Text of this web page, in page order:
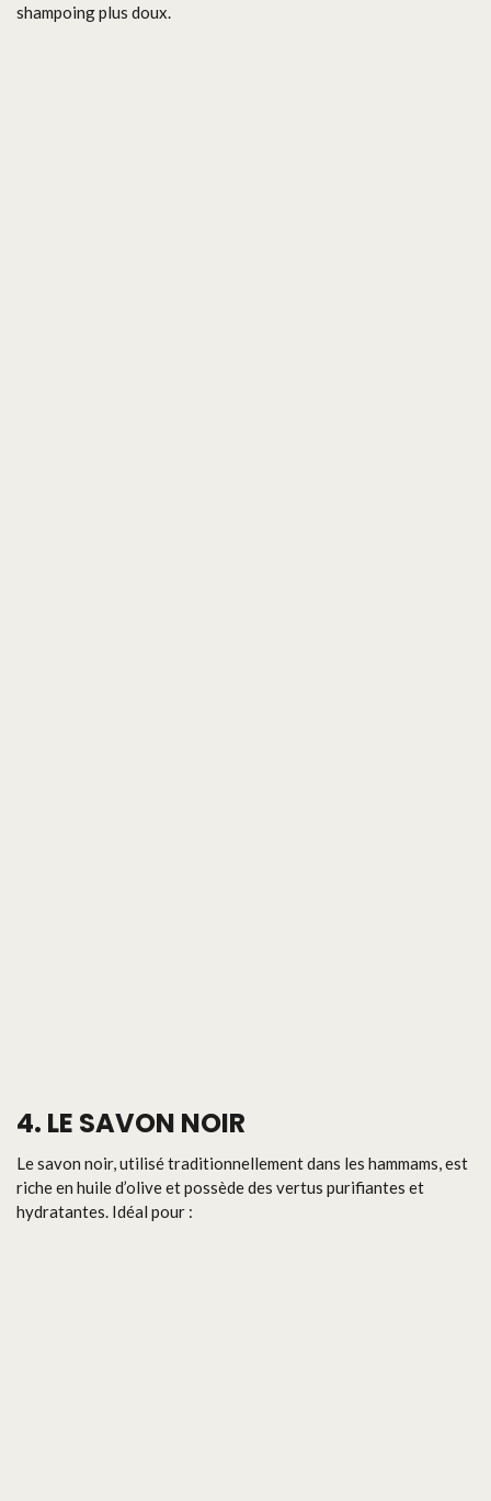
shampoing plus doux.
4. LE SAVON NOIR
Le savon noir, utilisé traditionnellement dans les hammams, est
riche en huile d’olive et possède des vertus purifiantes et
hydratantes. Idéal pour :